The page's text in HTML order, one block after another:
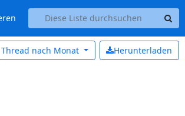
Herunterladen
Thread nach Monat